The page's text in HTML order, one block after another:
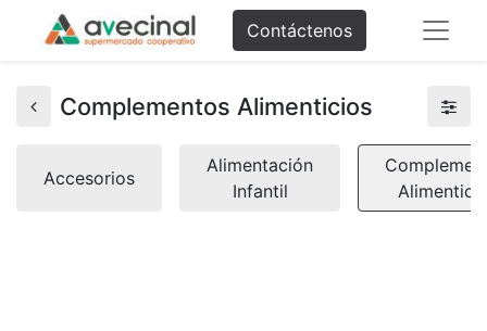
Contáctenos
Complementos Alimenticios
Accesorios
Alimentación
Infantil